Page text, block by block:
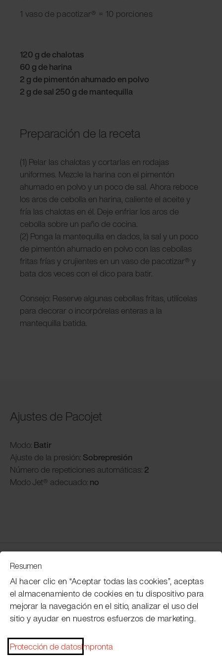
1 vaso de pacotizar® = 10 porciones
120 g de chalotas
60 g de harina
2 g de pimentón ahumado en polvo
2 g de sal 250 g de mantequilla
Preparación de la receta
(1) Pelar las chalotas y cortarlas en rodajas
uniformes. Mezcle la harina con el pimentón
ahumado en polvo y un poco de sal. Ahora reboce
los aros de cebolla en harina, caliente el aceite y
fría las chalotas en él. Deje enfriar los aros de
cebolla sobre un paño de cocina.
(2) Ponga la mantequilla en dados, la sal y un poco
de pimentón ahumado en polvo con las cebollas
fritas frías y crujientes en un vaso de pacotizar® y
bata dos veces con el dico para batir.
Consejo: Reserve algunas cebollas fritas, utilícelas
para decorar o incorpórelas enteras a la
mantequilla batida.
Ajustes de Pacojet
Modo: Batir
Ajuste de la presión: Sobrepresión
Número de repeticiones automáticas: 2
ModoJet® adecuado: no
Servicio de atención al cliente
Subscribe Pacojet Newsletter
Would you like to be regularly updated on news, event
Resumen
Al hacer clic en “Aceptar todas las cookies”, aceptas
el almacenamiento de cookies en tu dispositivo para
mejorar la navegación en el sitio, analizar el uso del
sitio y ayudar en nuestros esfuerzos de marketing.
Protección de datosImpronta